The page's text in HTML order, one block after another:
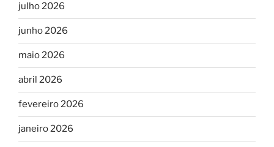
julho 2026
junho 2026
maio 2026
abril 2026
fevereiro 2026
janeiro 2026